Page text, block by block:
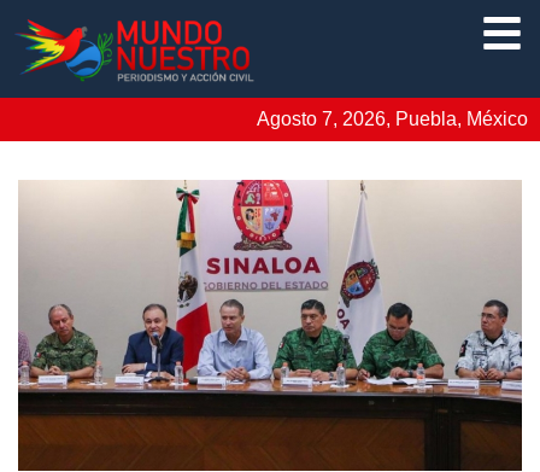
Agosto 7, 2026, Puebla, México